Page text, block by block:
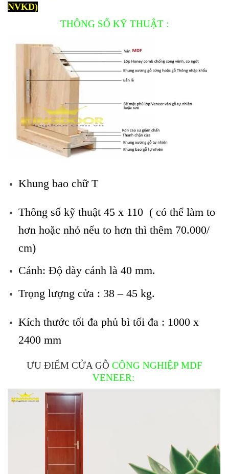
NVKD)
THÔNG SỐ KỸ THUẬT :
Khung bao chữ T
Thông số kỹ thuật 45 x 110 ( có thể làm to
hơn hoặc nhỏ nếu to hơn thì thêm 70.000/
cm)
Cánh: Độ dày cánh là 40 mm.
Trọng lượng cửa : 38 – 45 kg.
Kích thước tối đa phủ bì tối đa : 1000 x
2400 mm
ƯU ĐIỂM CỬA GỖ CÔNG NGHIỆP MDF
VENEER: